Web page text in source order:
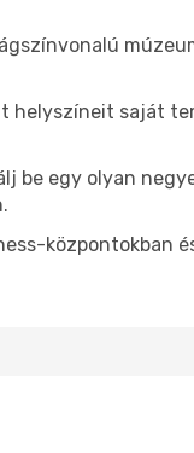
helyszíneit saját
be egy olyan
központokban